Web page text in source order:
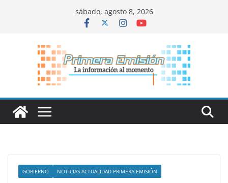
sábado, agosto 8, 2026
GOBIERNO NOTICIAS ACTUALIDAD PRIMERA EMISIÓN